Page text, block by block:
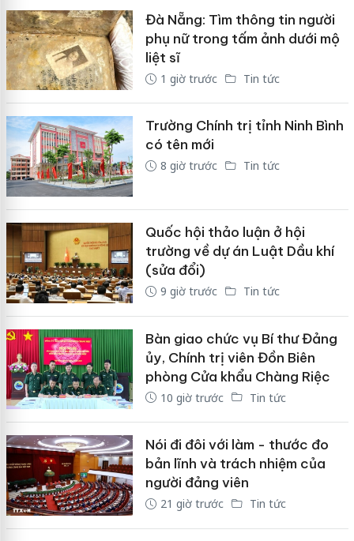
Đà Nẵng: Tìm thông tin người
phụ nữ trong tấm ảnh dưới mộ
liệt sĩ
1 giờ trước Tin tức
Trường Chính trị tỉnh Ninh Bình
có tên mới
8 giờ trước Tin tức
Quốc hội thảo luận ở hội
trường về dự án Luật Dầu khí
(sửa đổi)
9 giờ trước Tin tức
Bàn giao chức vụ Bí thư Đảng
ủy, Chính trị viên Đồn Biên
phòng Cửa khẩu Chàng Riệc
10 giờ trước Tin tức
Nói đi đôi với làm - thước đo
bản lĩnh và trách nhiệm của
người đảng viên
21 giờ trước Tin tức